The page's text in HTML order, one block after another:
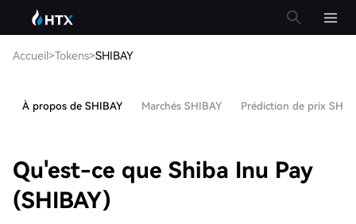
Accueil>Tokens>SHIBAY
À propos de SHIBAY Marchés SHIBAY Prédiction de prix
Qu'est-ce que Shiba Inu Pay
(SHIBAY)